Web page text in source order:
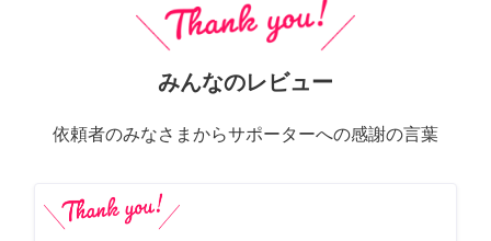
みんなのレビュー
依頼者のみなさまからサポーターへの感謝の言葉